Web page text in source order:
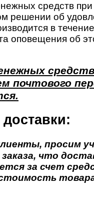
средств при
решении об
в
оповещения об
почтового
просим
что
за счет